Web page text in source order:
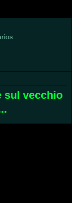
sul vecchio